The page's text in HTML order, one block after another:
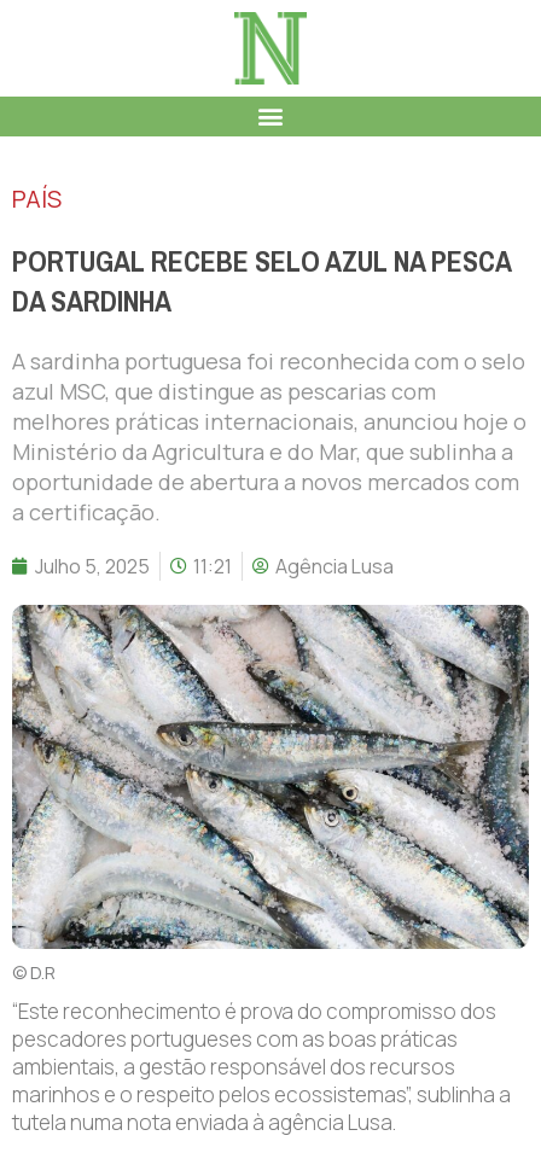
PAÍS
PORTUGAL RECEBE SELO AZUL NA PESCA
DA SARDINHA
A sardinha portuguesa foi reconhecida com o selo
azul MSC, que distingue as pescarias com
melhores práticas internacionais, anunciou hoje o
Ministério da Agricultura e do Mar, que sublinha a
oportunidade de abertura a novos mercados com
a certificação.
Julho 5, 2025 11:21 Agência Lusa
© D.R
“Este reconhecimento é prova do compromisso dos
pescadores portugueses com as boas práticas
ambientais, a gestão responsável dos recursos
marinhos e o respeito pelos ecossistemas”, sublinha a
tutela numa nota enviada à agência Lusa.